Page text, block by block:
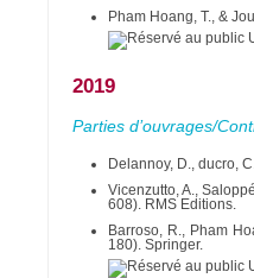
Pham Hoang, T., &
2019
Parties d’ouvrages/
Delannoy, D., ducro,
Vicenzutto, A.,
608). RMS Editions.
Barroso, R., Pham
180). Springer.